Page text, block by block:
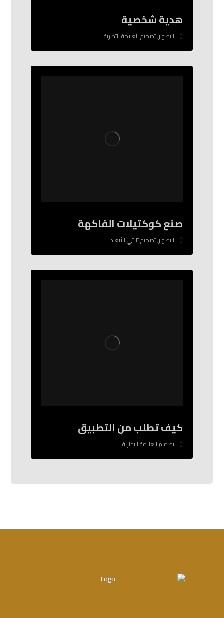
هدية شخصية
التصوير,تصميم العلامة التجارية
صنع كوكتيلات الفاكهة
التصوير,تصميم ثلاثي الأبعاد
كيف تطلب من التطبيق
تصميم العلامة التجارية